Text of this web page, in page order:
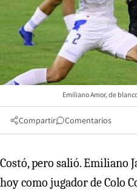
Emiliano Amor, de
Compartir Comentarios
Costó, pero salió. Emiliano
hoy como jugador de Colo